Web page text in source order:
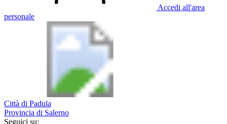
Accedi all'area
personale
Città di Padula
Provincia di Salerno
Seguici su: